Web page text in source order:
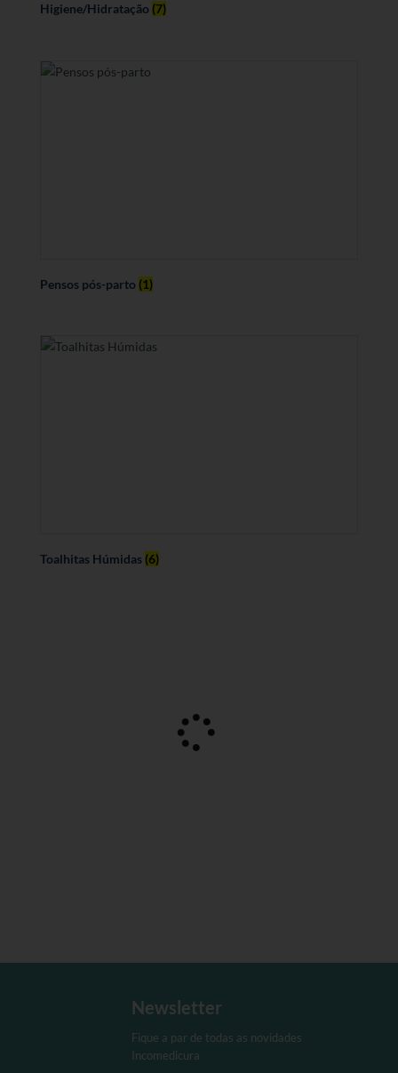
Higiene/Hidratação (7)
Pensos pós-parto (1)
Toalhitas Húmidas (6)
Newsletter
Fique a par de todas as novidades
Incomedicura